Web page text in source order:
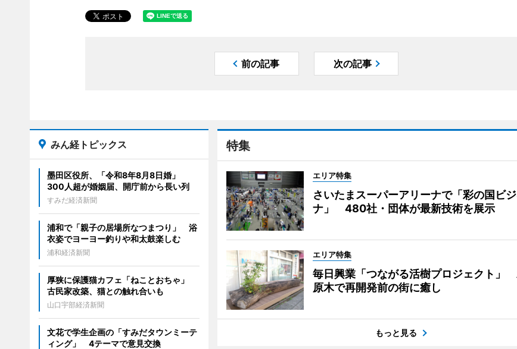
前の記事 次の記事
特集
エリア特集
さいたまスーパーアリーナで「彩の国ビ
ナ」 480社・団体が最新技術を展示
エリア特集
毎日興業「つながる活樹プロジェクト」
原木で再開発前の街に癒し
もっと見る
みん経トピックス
墨田区役所、「令和8年8月8日婚」
300人超が婚姻届、開庁前から長い列
すみだ経済新聞
浦和で「親子の居場所なつまつり」 浴
衣姿でヨーヨー釣りや和太鼓楽しむ
浦和経済新聞
厚狭に保護猫カフェ「ねことおちゃ」
古民家改築、猫との触れ合いも
山口宇部経済新聞
文花で学生企画の「すみだタウンミーテ
ィング」 4テーマで意見交換